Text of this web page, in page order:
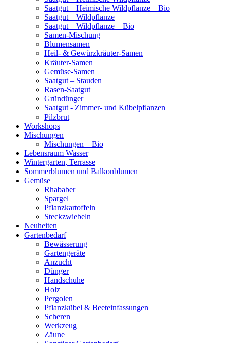
Saatgut – Heimische Wildpflanze – Bio
Saatgut – Wildpflanze
Saatgut – Wildpflanze – Bio
Samen-Mischung
Blumensamen
Heil- & Gewürzkräuter-Samen
Kräuter-Samen
Gemüse-Samen
Saatgut – Stauden
Rasen-Saatgut
Gründünger
Saatgut - Zimmer- und Kübelpflanzen
Pilzbrut
Workshops
Mischungen
Mischungen – Bio
Lebensraum Wasser
Wintergarten, Terrasse
Sommerblumen und Balkonblumen
Gemüse
Rhababer
Spargel
Pflanzkartoffeln
Steckzwiebeln
Neuheiten
Gartenbedarf
Bewässerung
Gartengeräte
Anzucht
Dünger
Handschuhe
Holz
Pergolen
Pflanzkübel & Beeteinfassungen
Scheren
Werkzeug
Zäune